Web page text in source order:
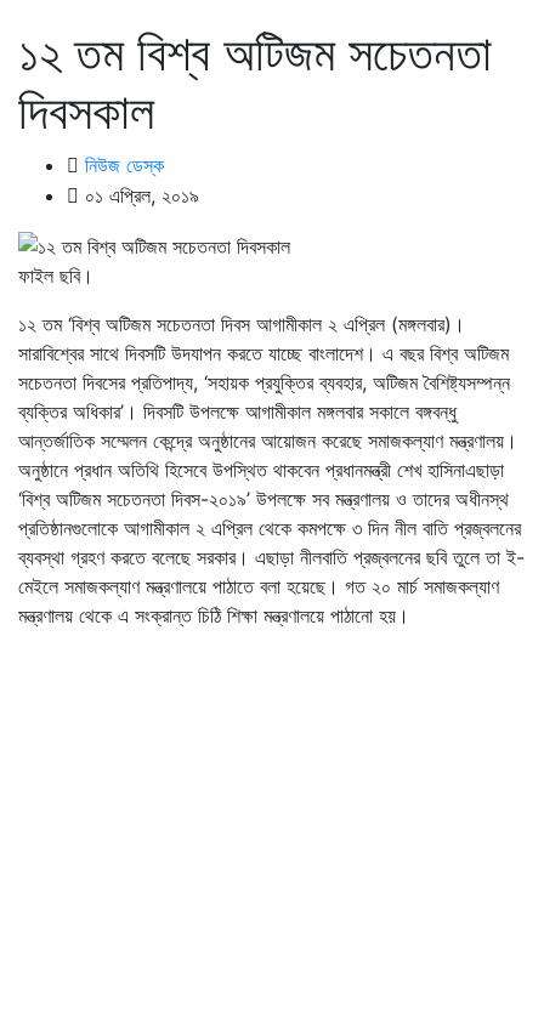
১২ তম বিশ্ব অটিজম সচেতনতা
দিবসকাল
নিউজ ডেস্ক
০১ এপ্রিল, ২০১৯
ফাইল ছবি।
১২ তম ‘বিশ্ব অটিজম সচেতনতা দিবস আগামীকাল ২ এপ্রিল (মঙ্গলবার)।
সারাবিশ্বের সাথে দিবসটি উদযাপন করতে যাচ্ছে বাংলাদেশ। এ বছর বিশ্ব অটিজম
সচেতনতা দিবসের প্রতিপাদ্য, ‘সহায়ক প্রযুক্তির ব্যবহার, অটিজম বৈশিষ্ট্যসম্পন্ন
ব্যক্তির অধিকার’। দিবসটি উপলক্ষে আগামীকাল মঙ্গলবার সকালে বঙ্গবন্ধু
আন্তর্জাতিক সম্মেলন কেন্দ্রে অনুষ্ঠানের আয়োজন করেছে সমাজকল্যাণ মন্ত্রণালয়।
অনুষ্ঠানে প্রধান অতিথি হিসেবে উপস্থিত থাকবেন প্রধানমন্ত্রী শেখ হাসিনাএছাড়া
‘বিশ্ব অটিজম সচেতনতা দিবস-২০১৯’ উপলক্ষে সব মন্ত্রণালয় ও তাদের অধীনস্থ
প্রতিষ্ঠানগুলোকে আগামীকাল ২ এপ্রিল থেকে কমপক্ষে ৩ দিন নীল বাতি প্রজ্বলনের
ব্যবস্থা গ্রহণ করতে বলেছে সরকার। এছাড়া নীলবাতি প্রজ্বলনের ছবি তুলে তা ই-
মেইলে সমাজকল্যাণ মন্ত্রণালয়ে পাঠাতে বলা হয়েছে। গত ২০ মার্চ সমাজকল্যাণ
মন্ত্রণালয় থেকে এ সংক্রান্ত চিঠি শিক্ষা মন্ত্রণালয়ে পাঠানো হয়।